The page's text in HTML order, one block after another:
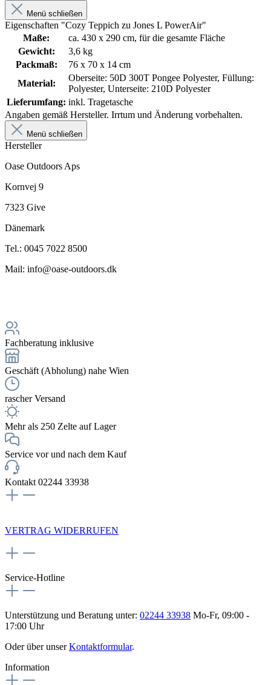
Menü schließen
Eigenschaften "Cozy Teppich zu Jones L PowerAir"
Maße:
ca. 430 x 290 cm, für die gesamte Fläche
Gewicht:
3,6 kg
Packmaß:
76 x 70 x 14 cm
Material:
Oberseite: 50D 300T Pongee Polyester, Füllung:
Polyester, Unterseite: 210D Polyester
Lieferumfang: inkl. Tragetasche
Angaben gemäß Hersteller. Irrtum und Änderung vorbehalten.
Menü schließen
Hersteller
Oase Outdoors Aps
Kornvej 9
7323 Give
Dänemark
Tel.: 0045 7022 8500
Mail: info@oase-outdoors.dk
Fachberatung inklusive
Geschäft (Abholung) nahe Wien
rascher Versand
Mehr als 250 Zelte auf Lager
Service vor und nach dem Kauf
Kontakt 02244 33938
VERTRAG WIDERRUFEN
Service-Hotline
Unterstützung und Beratung unter: 02244 33938 Mo-Fr, 09:00 -
17:00 Uhr
Oder über unserKontaktformular.
Information